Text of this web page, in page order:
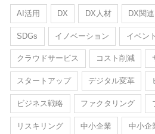
AI活用 DX DX人材 DX関連
SDGs イノベーション イベン
クラウドサービス コスト削減
スタートアップ デジタル変革
ビジネス戦略 ファクタリング
リスキリング 中小企業 中小企